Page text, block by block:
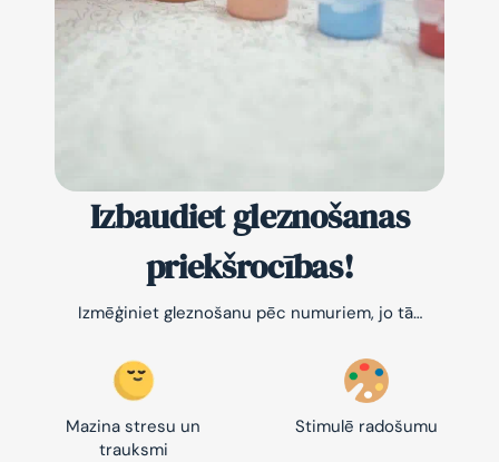
Izbaudiet gleznošanas
priekšrocības!
Izmēģiniet gleznošanu pēc numuriem, jo tā…
Mazina stresu un
trauksmi
Stimulē radošumu